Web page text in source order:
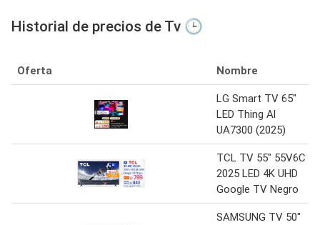
Historial de precios de Tv 🕒
Oferta Nombre
LG Smart TV 65"
LED Thing Al
UA7300 (2025)
TCL TV 55" 55V6C
2025 LED 4K UHD
Google TV Negro
SAMSUNG TV 50"